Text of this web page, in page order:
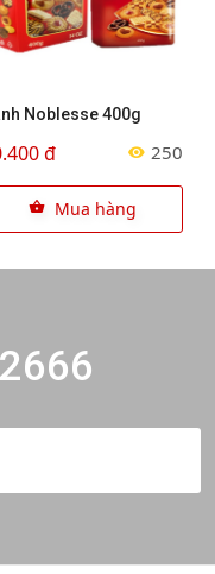
Noblesse 400g
đ 250
Mua hàng